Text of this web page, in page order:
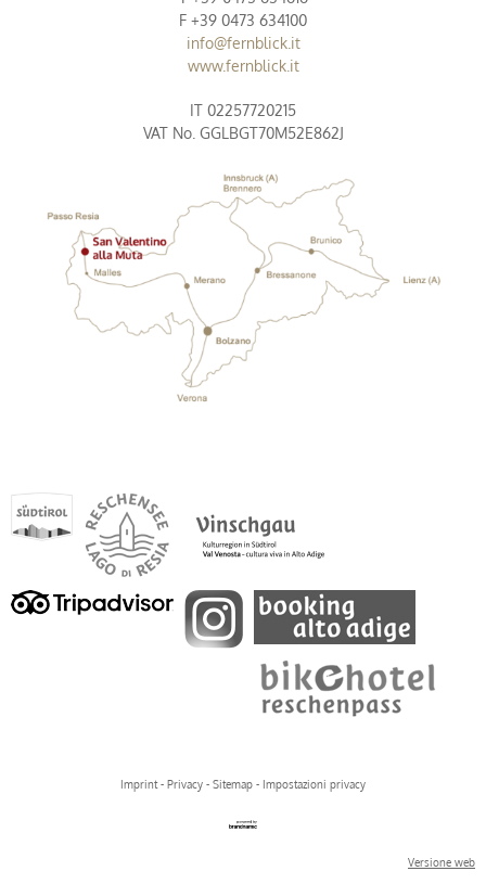
F +39 0473 634100
info@fernblick.it
www.fernblick.it
IT 02257720215
VAT No. GGLBGT70M52E862J
Imprint- Privacy - Sitemap - Impostazioni privacy
Versione web